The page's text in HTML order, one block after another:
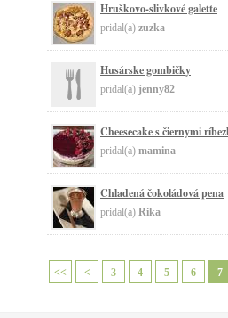
Hruškovo-slivkové galette
pridal(a) zuzka
Husárske gombičky
pridal(a) jenny82
Cheesecake s čiernymi
pridal(a) mamina
Chladená čokoládová pena
pridal(a) Rika
<< < 3 4 5 6 7